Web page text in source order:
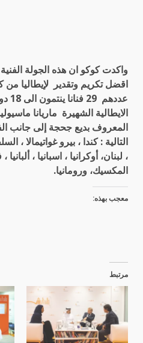
واكدت كوكو ان هذه الجولة
اقضل تكريم وتقدير لإيطاليا من
الايطالية الشهيرة ماريانا
المعروف بديع جحجة إلى جانب
التالية : كندا ، بيرو غواتيمالا ،
، لبنان، أوكرانيا ، اسبانيا ،
المكسيك، ورومانيا.
معجب بهذه:
مرتبط